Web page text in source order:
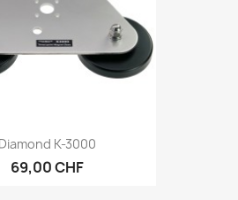
Anteprima
Diamond K-3000
69,00 CHF